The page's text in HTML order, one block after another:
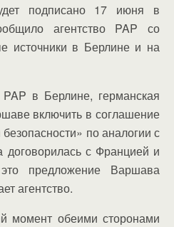
подписано 17 июня в
агентство PAP со
источники в Берлине и на
в Берлине, германская
включить в соглашение
по аналогии с
с Францией и
предложение Варшава
агентство.
момент обеими сторонами